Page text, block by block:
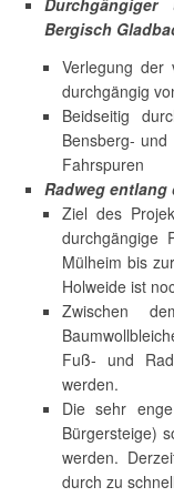
Bergisch
Verlegung der
durchgängig
Beidseitig
Bensberg-
Fahrspuren
Radweg entlang
Ziel des
durchgängige
Mülheim bis
Holweide ist
Zwischen
Fuß- und
werden.
Die sehr
Bürgersteige)
werden.
durch zu